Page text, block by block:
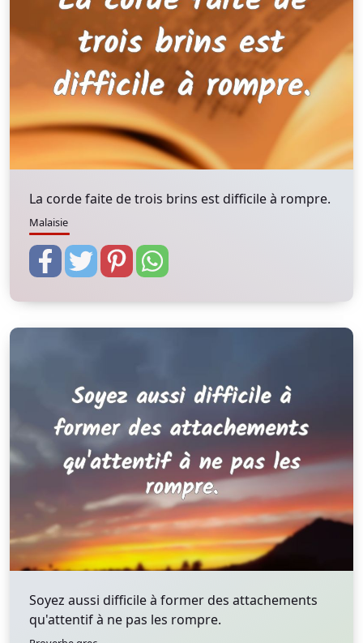
La corde faite de trois brins est difficile à rompre.
Malaisie
Soyez aussi difficile à former des attachements
qu'attentif à ne pas les rompre.